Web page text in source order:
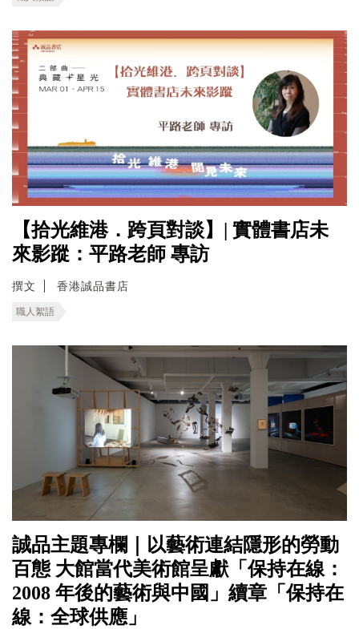
【拾光維港．跨頁對談】| 實體書店未
來影蹤：平路老師 專訪
撰文 香港誠品書店
職人絮語
誠品主題專欄｜以藝術連結隱形的勞動
百態 ⼤館當代美術館呈獻「保持在線：
2008 年後的藝術與中國」續章「保持在
線：全球供應」